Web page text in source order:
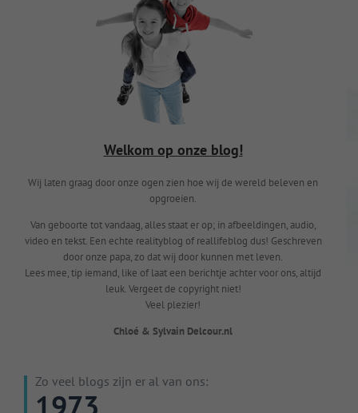
Welkom op onze blog!
Wij laten graag door onze ogen zien hoe wij de wereld beleven en
opgroeien.
Van geboorte tot vandaag, alles staat er op; in afbeeldingen, audio,
video en tekst. Een echte realityblog of reallifeblog dus! Geschreven
door onze papa, zo dat wij door kunnen met leven.
Lees mee, tip iemand, like of laat een berichtje achter voor ons, altijd
leuk. Vergeet de copyright niet!
Veel plezier!
Chloé & Sylvain Delcour.nl
Zo veel blogs zijn er al van ons: